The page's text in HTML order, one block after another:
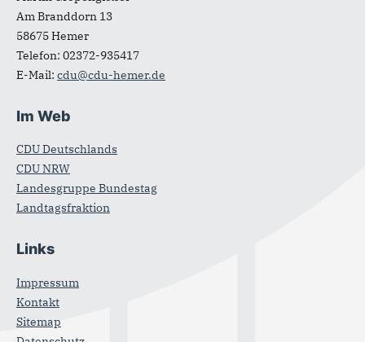
Am Branddorn 13
58675Hemer
Telefon: 02372-935417
E-Mail: cdu@cdu-hemer.de
Im Web
CDU Deutschlands
CDU NRW
Landesgruppe Bundestag
Landtagsfraktion
Links
Impressum
Kontakt
Sitemap